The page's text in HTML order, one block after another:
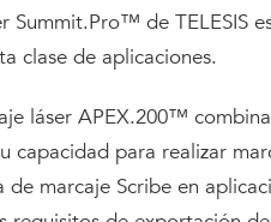
Summit.Pro™ de TELESIS
clase de aplicaciones.
láser APEX.200™
capacidad para realizar
marcaje Scribe en